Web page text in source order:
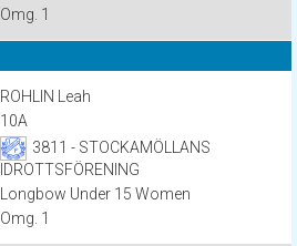
Omg. 1
ROHLIN Leah
10A
3811 - STOCKAMÖLLANS
IDROTTSFÖRENING
Longbow Under 15 Women
Omg. 1